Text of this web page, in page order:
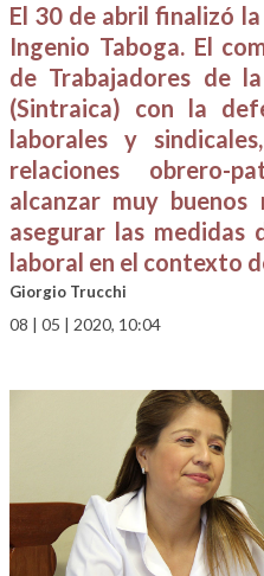
El 30 de abril finalizó
Ingenio Taboga. El
de Trabajadores de
(Sintraica) con la
laborales y
relaciones obrero-
alcanzar muy
asegurar las medidas
laboral en el contexto
Giorgio Trucchi
08 | 05 | 2020, 10:04